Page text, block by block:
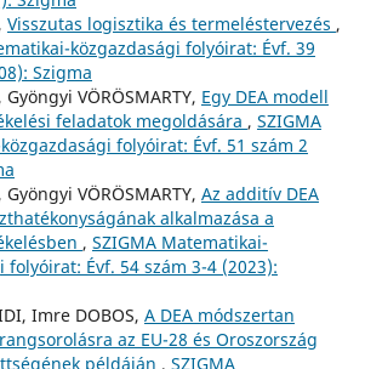
Visszutas logisztika és termeléstervezés ,
közgazdasági folyóirat: Évf. 39
Szigma
VÖRÖSMARTY, Egy DEA modell
feladatok megoldására , SZIGMA
folyóirat: Évf. 51 szám 2
VÖRÖSMARTY, Az additív DEA
alkalmazása a
, SZIGMA Matematikai-
folyóirat: Évf. 54 szám 3-4 (2023):
Imre DOBOS, A DEA módszertan
az EU-28 és Oroszország
példáján , SZIGMA